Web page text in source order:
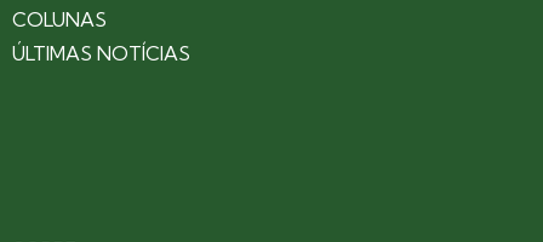
COLUNAS
ÚLTIMAS NOTÍCIAS